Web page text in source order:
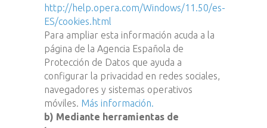
http://help.opera.com/Windows/11.50/es-
ES/cookies.html
Para ampliar esta información acuda a la
página de la Agencia Española de
Protección de Datos que ayuda a
configurar la privacidad en redes sociales,
navegadores y sistemas operativos
móviles. Más información.
b) Mediante herramientas de